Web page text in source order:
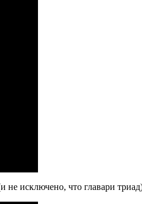
исключено, что главари